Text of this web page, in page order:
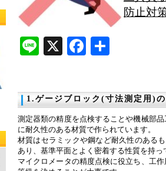
防止対
LineX Facebook
1.ゲージブロック(寸法測定用)
測定器類の精度を点検することや機械部
に耐久性のある材質で作られています。
材質はセラミックや鋼など耐久性のある
あり、基準平面とよく密着する性質を持っ
マイクロメータの精度点検に役立ち、工